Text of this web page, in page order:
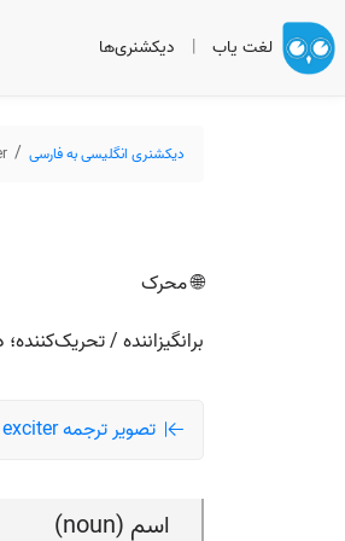
لغت یاب | دیکشنری‌ها
دیکشنری انگلیسی به فارسی
🌐 محرک
برانگیزاننده /
تصویر ترجمه exciter
اسم (noun)